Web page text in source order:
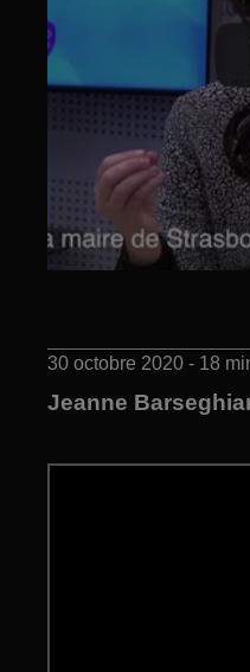
30 octobre 2020 - 18
Jeanne